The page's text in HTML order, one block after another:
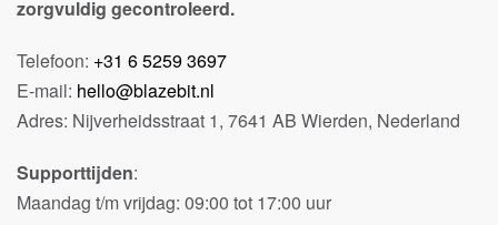
zorgvuldig gecontroleerd.
Telefoon: +31 6 5259 3697
E-mail: hello@blazebit.nl
Adres: Nijverheidsstraat 1, 7641 AB Wierden, Nederland
Supporttijden:
Maandag t/m vrijdag: 09:00 tot 17:00 uur